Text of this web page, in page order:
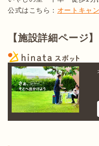
公式はこちら： オートキャ
【施設詳細ページ】